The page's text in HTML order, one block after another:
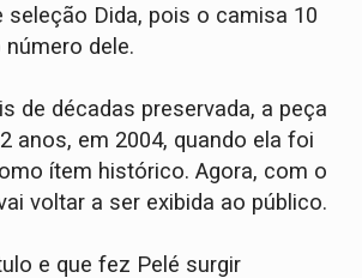
seleção Dida, pois o camisa 10
dele.
de décadas preservada, a peça
anos, em 2004, quando ela foi
ítem histórico. Agora, com o
voltar a ser exibida ao público.
e que fez Pelé surgir